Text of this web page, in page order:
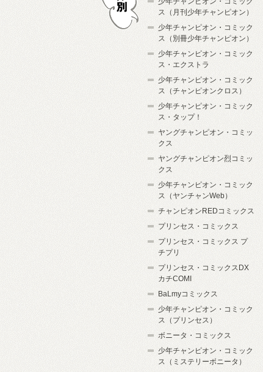
ス（月刊少年チャンピオン）
少年チャンピオン・コミック
ス（別冊少年チャンピオン）
少年チャンピオン・コミック
ス・エクストラ
少年チャンピオン・コミック
ス（チャンピオンクロス）
少年チャンピオン・コミック
ス・タップ！
ヤングチャンピオン・コミッ
クス
ヤングチャンピオン烈コミッ
クス
少年チャンピオン・コミック
ス（ヤンチャンWeb）
チャンピオンREDコミックス
プリンセス・コミックス
プリンセス・コミックス プ
チプリ
プリンセス・コミックスDX
カチCOMI
BaLmyコミックス
少年チャンピオン・コミック
ス（プリンセス）
ボニータ・コミックス
少年チャンピオン・コミック
ス（ミステリーボニータ）